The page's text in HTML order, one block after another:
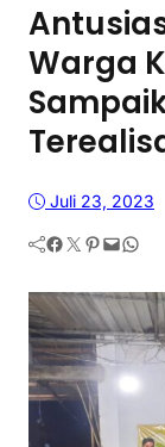
Warga
Juli 23, 2023
Facebook Twitter Pinterest Mail WhatsApp